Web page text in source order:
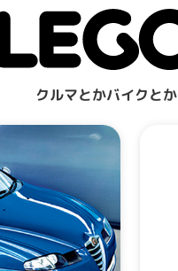
クルマとかバイクとか